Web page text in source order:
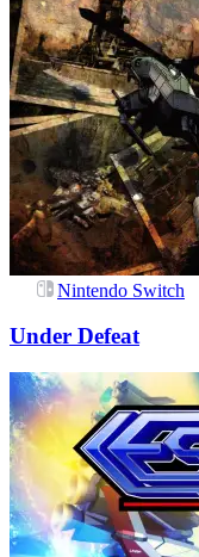
Nintendo Switch
Under Defeat